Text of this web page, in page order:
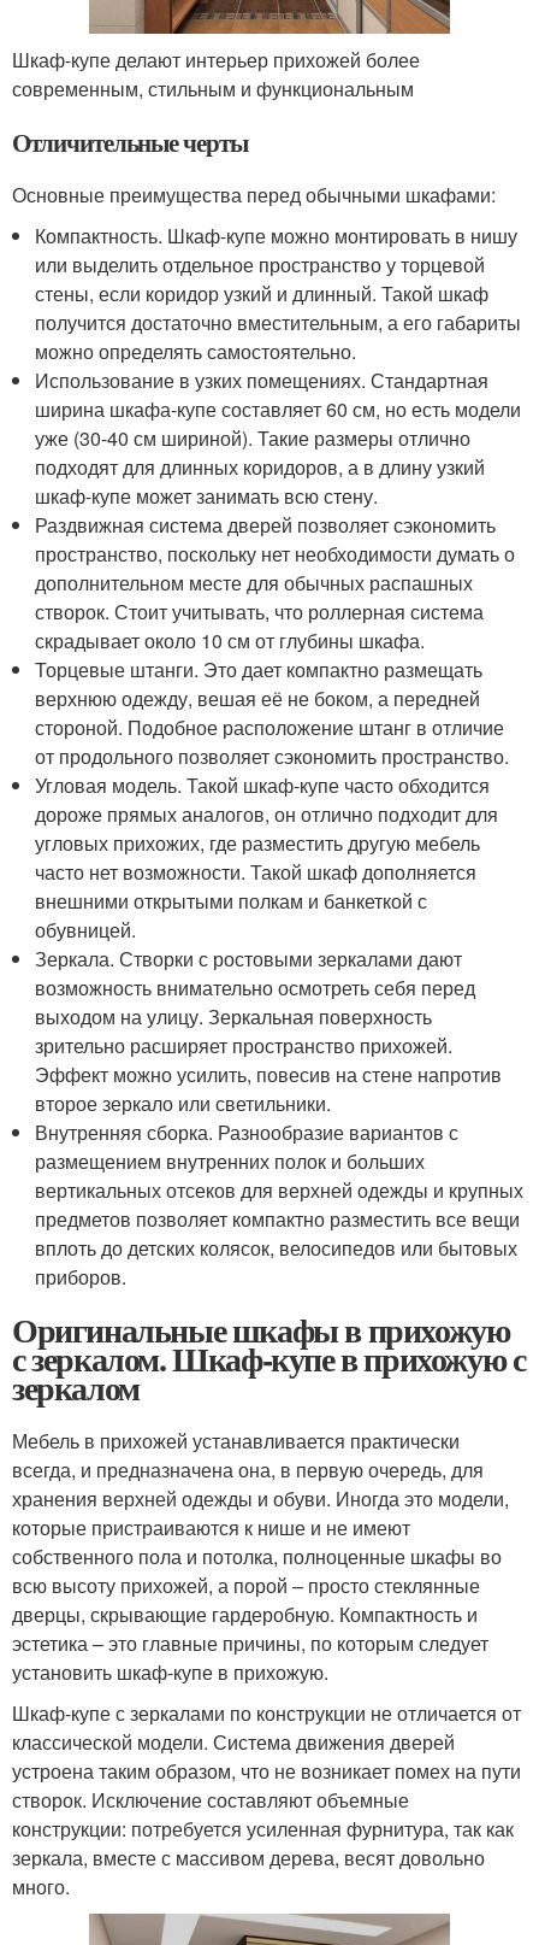
Шкаф-купе делают интерьер прихожей более
современным, стильным и функциональным
Отличительные черты
Основные преимущества перед обычными шкафами:
Компактность. Шкаф-купе можно монтировать в нишу
или выделить отдельное пространство у торцевой
стены, если коридор узкий и длинный. Такой шкаф
получится достаточно вместительным, а его габариты
можно определять самостоятельно.
Использование в узких помещениях. Стандартная
ширина шкафа-купе составляет 60 см, но есть модели
уже (30-40 см шириной). Такие размеры отлично
подходят для длинных коридоров, а в длину узкий
шкаф-купе может занимать всю стену.
Раздвижная система дверей позволяет сэкономить
пространство, поскольку нет необходимости думать о
дополнительном месте для обычных распашных
створок. Стоит учитывать, что роллерная система
скрадывает около 10 см от глубины шкафа.
Торцевые штанги. Это дает компактно размещать
верхнюю одежду, вешая её не боком, а передней
стороной. Подобное расположение штанг в отличие
от продольного позволяет сэкономить пространство.
Угловая модель. Такой шкаф-купе часто обходится
дороже прямых аналогов, он отлично подходит для
угловых прихожих, где разместить другую мебель
часто нет возможности. Такой шкаф дополняется
внешними открытыми полкам и банкеткой с
обувницей.
Зеркала. Створки с ростовыми зеркалами дают
возможность внимательно осмотреть себя перед
выходом на улицу. Зеркальная поверхность
зрительно расширяет пространство прихожей.
Эффект можно усилить, повесив на стене напротив
второе зеркало или светильники.
Внутренняя сборка. Разнообразие вариантов с
размещением внутренних полок и больших
вертикальных отсеков для верхней одежды и крупных
предметов позволяет компактно разместить все вещи
вплоть до детских колясок, велосипедов или бытовых
приборов.
Оригинальные шкафы в прихожую
с зеркалом. Шкаф-купе в прихожую с
зеркалом
Мебель в прихожей устанавливается практически
всегда, и предназначена она, в первую очередь, для
хранения верхней одежды и обуви. Иногда это модели,
которые пристраиваются к нише и не имеют
собственного пола и потолка, полноценные шкафы во
всю высоту прихожей, а порой – просто стеклянные
дверцы, скрывающие гардеробную. Компактность и
эстетика – это главные причины, по которым следует
установить шкаф-купе в прихожую.
Шкаф-купе с зеркалами по конструкции не отличается от
классической модели. Система движения дверей
устроена таким образом, что не возникает помех на пути
створок. Исключение составляют объемные
конструкции: потребуется усиленная фурнитура, так как
зеркала, вместе с массивом дерева, весят довольно
много.